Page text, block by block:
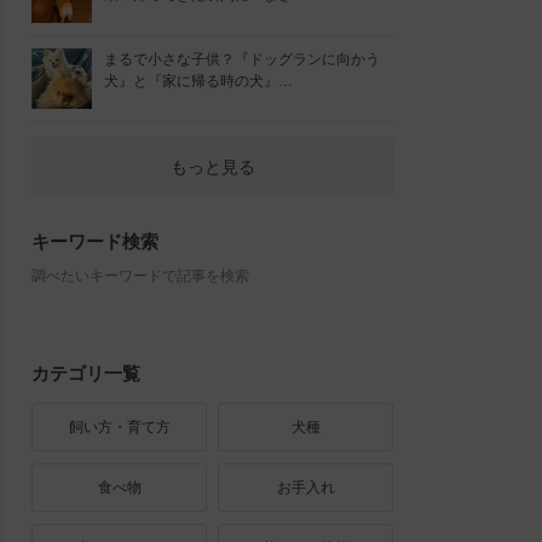
まるで小さな子供？『ドッグランに向かう
犬』と『家に帰る時の犬』…
もっと見る
キーワード検索
調べたいキーワードで記事を検索
カテゴリ一覧
飼い方・育て方 犬種
食べ物 お手入れ